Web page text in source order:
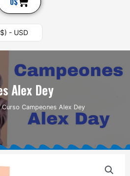
- USD
Alex Dey
Campeones Alex Dey